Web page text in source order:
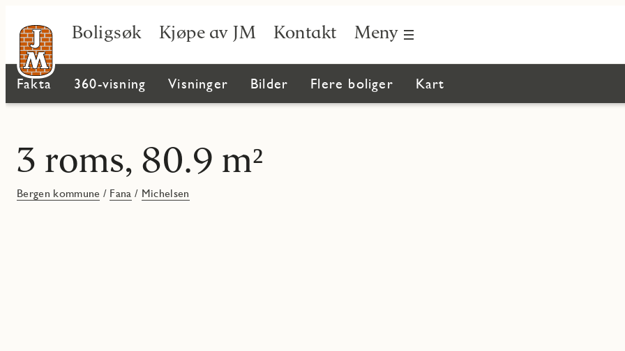
Boligsøk Kjøpe av JM Kontakt Meny
Fakta 360-visning Visninger Bilder Flere boliger Kart
3 roms, 80.9 m²
Bergen kommune / Fana / Michelsen